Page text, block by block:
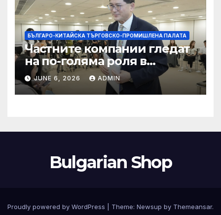
БЪЛГАРО-КИТАЙСКА ТЪРГОВСКО-ПРОМИШЛЕНА ПАЛАТА
Частните компании гледат
на по-голяма роля в
стратегическата
енергетика
JUNE 6, 2026 ADMIN
Bulgarian Shop
Proudly powered by WordPress Theme: Newsup by Themeansar.